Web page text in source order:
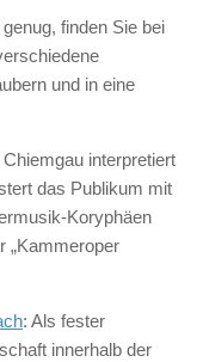
finden Sie bei
und in eine
interpretiert
das Publikum mit
Koryphäen
„Kammeroper
: Als fester
innerhalb der